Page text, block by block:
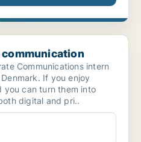
Communications intern
If you enjoy
you can turn them into
digital and pri..